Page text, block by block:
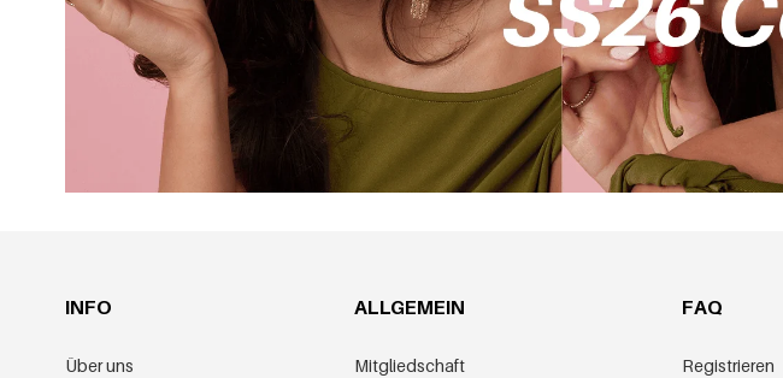
INFO
Über uns
ALLGEMEIN
Mitgliedschaft
FAQ
Registrieren